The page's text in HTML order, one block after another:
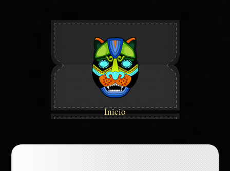
Inicio